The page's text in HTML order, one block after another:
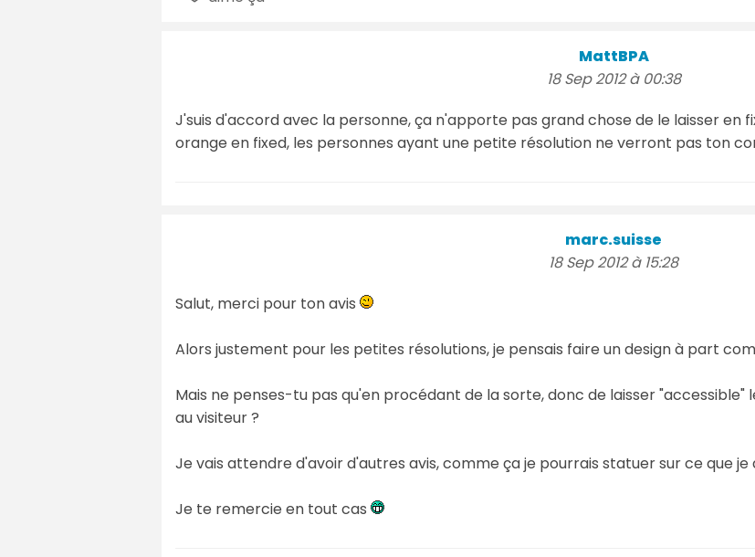
MattBPA
18 Sep 2012 à 00:38
J'suis d'accord avec la personne, ça n'apporte pas grand chose de le laisser en
orange en fixed, les personnes ayant une petite résolution ne verront pas ton
marc.suisse
18 Sep 2012 à 15:28
Salut, merci pour ton avis
Alors justement pour les petites résolutions, je pensais faire un design à part
Mais ne penses-tu pas qu'en procédant de la sorte, donc de laisser "accessible"
au visiteur ?
Je vais attendre d'avoir d'autres avis, comme ça je pourrais statuer sur ce que je
Je te remercie en tout cas